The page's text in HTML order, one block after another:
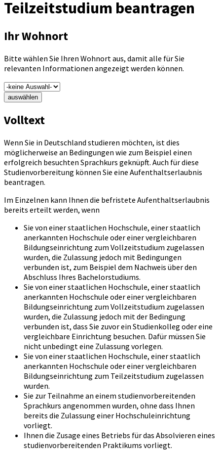
Teilzeitstudium beantragen
Ihr Wohnort
Bitte wählen Sie Ihren Wohnort aus, damit alle für Sie
relevanten Informationen angezeigt werden können.
auswählen
Volltext
Wenn Sie in Deutschland studieren möchten, ist dies
möglicherweise an Bedingungen wie zum Beispiel einen
erfolgreich besuchten Sprachkurs geknüpft. Auch für diese
Studienvorbereitung können Sie eine Aufenthaltserlaubnis
beantragen.
Im Einzelnen kann Ihnen die befristete Aufenthaltserlaubnis
bereits erteilt werden, wenn
Sie von einer staatlichen Hochschule, einer staatlich
anerkannten Hochschule oder einer vergleichbaren
Bildungseinrichtung zum Vollzeitstudium zugelassen
wurden, die Zulassung jedoch mit Bedingungen
verbunden ist, zum Beispiel dem Nachweis über den
Abschluss Ihres Bachelorstudiums.
Sie von einer staatlichen Hochschule, einer staatlich
anerkannten Hochschule oder einer vergleichbaren
Bildungseinrichtung zum Vollzeitstudium zugelassen
wurden, die Zulassung jedoch mit der Bedingung
verbunden ist, dass Sie zuvor ein Studienkolleg oder eine
vergleichbare Einrichtung besuchen. Dafür müssen Sie
nicht unbedingt eine Zulassung vorlegen.
Sie von einer staatlichen Hochschule, einer staatlich
anerkannten Hochschule oder einer vergleichbaren
Bildungseinrichtung zum Teilzeitstudium zugelassen
wurden.
Sie zur Teilnahme an einem studienvorbereitenden
Sprachkurs angenommen wurden, ohne dass Ihnen
bereits die Zulassung einer Hochschuleinrichtung
vorliegt.
Ihnen die Zusage eines Betriebs für das Absolvieren eines
studienvorbereitenden Praktikums vorliegt.